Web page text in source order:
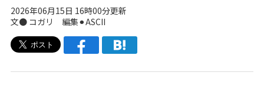
2026年06月15日 16時00分更新
文● コガリ 編集⚫︎ASCII